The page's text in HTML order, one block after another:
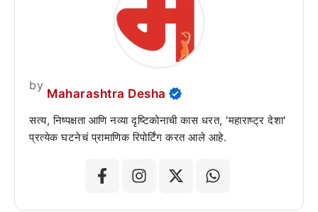
by
Maharashtra Desha
सत्य, निष्पक्षता आणि नव्या दृष्टिकोनाची कास धरत, 'महाराष्ट्र देशा'
प्रत्येक घटनेचं प्रामाणिक रिपोर्टिंग करत आले आहे.